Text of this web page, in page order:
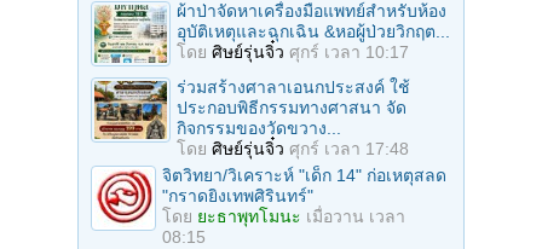
ผ้าป่าจัดหาเครื่องมือแพทย์สำหรับห้อง
อุบัติเหตุและฉุกเฉิน &หอผู้ป่วยวิกฤต...
โดย ศิษย์รุ่นจิ๋ว ศุกร์ เวลา 10:17
ร่วมสร้างศาลาเอนกประสงค์ ใช้
ประกอบพิธีกรรมทางศาสนา จัด
กิจกรรมของวัดขวาง...
โดย ศิษย์รุ่นจิ๋ว ศุกร์ เวลา 17:48
จิตวิทยา/วิเคราะห์ "เด็ก 14" ก่อเหตุสลด
"กราดยิงเทพศิรินทร์"
โดย ยะธาพุทโมนะ เมื่อวาน เวลา
08:15